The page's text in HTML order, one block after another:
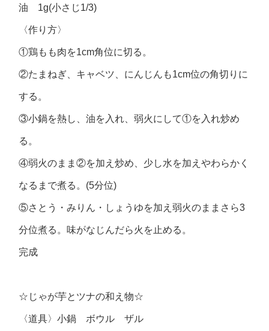
油 1g(小さじ1/3)
〈作り方〉
①鶏もも肉を1cm角位に切る。
②たまねぎ、キャベツ、にんじんも1cm位の角切りに
する。
③小鍋を熱し、油を入れ、弱火にして①を入れ炒め
る。
④弱火のまま②を加え炒め、少し水を加えやわらかく
なるまで煮る。(5分位)
⑤さとう・みりん・しょうゆを加え弱火のままさら3
分位煮る。味がなじんだら火を止める。
完成
☆じゃが芋とツナの和え物☆
〈道具〉小鍋 ボウル ザル